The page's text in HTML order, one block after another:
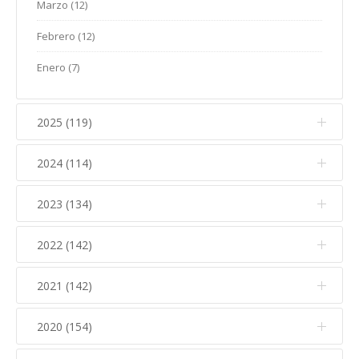
Marzo (12)
Febrero (12)
Enero (7)
2025 (119)
Diciembre (12)
Noviembre (17)
Octubre (15)
Septiembre (5)
Agosto (5)
Julio (10)
2024 (114)
Diciembre (10)
Noviembre (14)
Octubre (16)
Septiembre (7)
Agosto (7)
2023 (134)
Diciembre (11)
Noviembre (12)
Octubre (17)
Septiembre (10)
2022 (142)
Diciembre (15)
Noviembre (15)
Octubre (6)
2021 (142)
Diciembre (6)
2020 (154)